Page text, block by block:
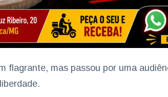
flagrante, mas passou por uma